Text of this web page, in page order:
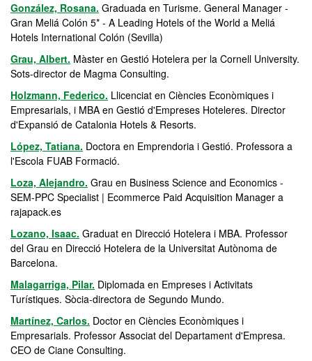
González, Rosana. Graduada en Turisme. General Manager -
Gran Meliá Colón 5* - A Leading Hotels of the World a Meliá
Hotels International Colón (Sevilla)
Grau, Albert. Màster en Gestió Hotelera per la Cornell University.
Sots-director de Magma Consulting.
Holzmann, Federico. Llicenciat en Ciències Econòmiques i
Empresarials, i MBA en Gestió d'Empreses Hoteleres. Director
d'Expansió de Catalonia Hotels & Resorts.
López, Tatiana. Doctora en Emprendoria i Gestió. Professora a
l'Escola FUAB Formació.
Loza, Alejandro. Grau en Business Science and Economics -
SEM-PPC Specialist | Ecommerce Paid Acquisition Manager a
rajapack.es
Lozano, Isaac. Graduat en Direcció Hotelera i MBA. Professor
del Grau en Direcció Hotelera de la Universitat Autònoma de
Barcelona.
Malagarriga, Pilar. Diplomada en Empreses i Activitats
Turístiques. Sòcia-directora de Segundo Mundo.
Martínez, Carlos. Doctor en Ciències Econòmiques i
Empresarials. Professor Associat del Departament d'Empresa.
CEO de Ciane Consulting.